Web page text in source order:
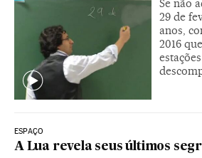
Se não
29 de
anos,
2016
ESPAÇO
A Lua revela seus últimos